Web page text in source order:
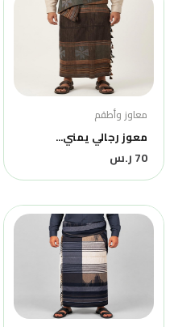
معاوز وأطقم
معوز رجالي يمني...
70 ر.س